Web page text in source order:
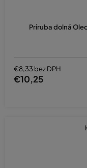
Príruba dolná
€8,33 bez DPH
€10,25